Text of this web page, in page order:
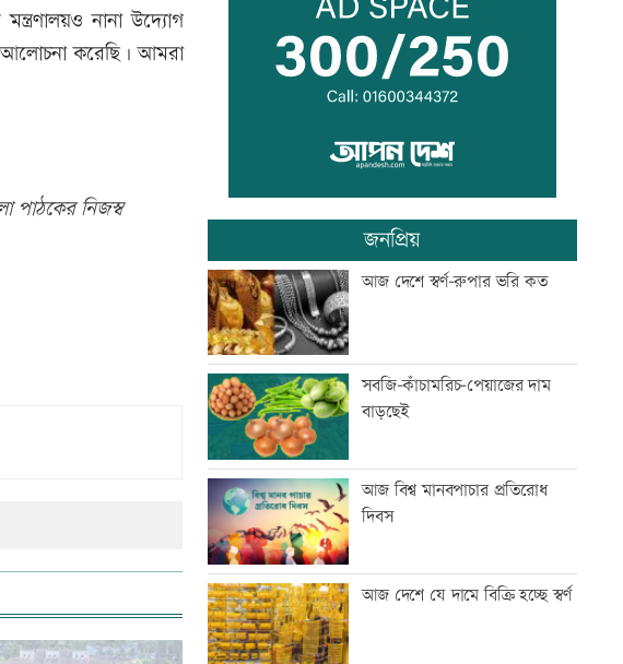
নানা উদ্যোগ
আলোচনা করেছি। আমরা
পাঠকের নিজস্ব
জুলাই সনদ নিয়ে উত্তাল কুড়িগ্রামের
রাজপথ
১১ দলীয় জোটের গণমিছিল
জামালপুরে বিএনপির বিজয় র‍্যালি
প্রতিমন্ত্রী
আত্মসাৎ
জনপ্রিয়
আজ দেশে স্বর্ণ-রুপার ভরি কত
সবজি-কাঁচামরিচ-পেয়াজের দাম
বাড়ছেই
আজ বিশ্ব মানবপাচার প্রতিরোধ
দিবস
আজ দেশে যে দামে বিক্রি হচ্ছে স্বর্ণ